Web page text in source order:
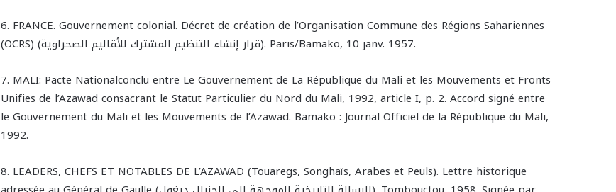
6. FRANCE. Gouvernement colonial. Décret de création de l’Organisation Commune des Régions Sahariennes
(OCRS) (قرار إنشاء التنظيم المشترك للأقاليم الصحراوية). Paris/Bamako, 10 janv. 1957.
7. MALI: Pacte Nationalconclu entre Le Gouvernement de La République du Mali et les Mouvements et Fronts
Unifies de l’Azawad consacrant le Statut Particulier du Nord du Mali, 1992, article I, p. 2. Accord signé entre
le Gouvernement du Mali et les Mouvements de l’Azawad. Bamako : Journal Officiel de la République du Mali,
1992.
8. LEADERS, CHEFS ET NOTABLES DE L’AZAWAD (Touaregs, Songhaïs, Arabes et Peuls). Lettre historique